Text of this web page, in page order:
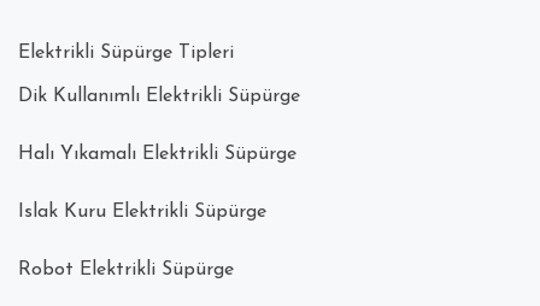
Elektrikli Süpürge Tipleri
Dik Kullanımlı Elektrikli Süpürge
Halı Yıkamalı Elektrikli Süpürge
Islak Kuru Elektrikli Süpürge
Robot Elektrikli Süpürge